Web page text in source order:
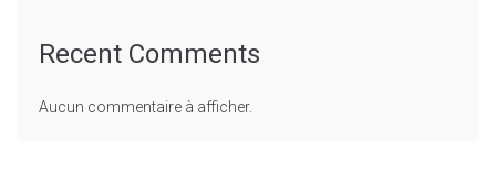
Recent Comments
Aucun commentaire à afficher.